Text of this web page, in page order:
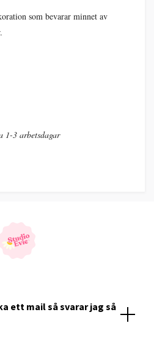
som bevarar minnet av
3 arbetsdagar
ett mail så svarar jag så